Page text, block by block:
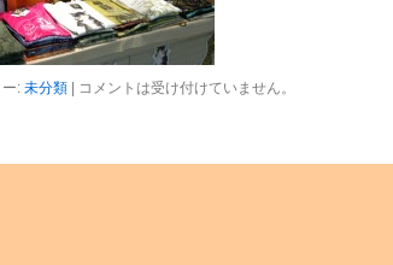
: 未分類| コメントは受け付けていません。